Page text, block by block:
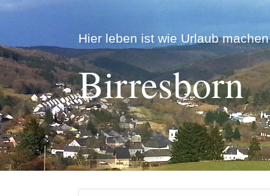
Hier leben ist wie Urlaub
Birresborn